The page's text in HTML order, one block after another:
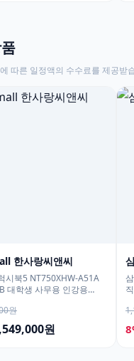
따른 일정액의 수수료를 제공받
한사랑씨앤씨
시북5 NT750XHW-A51A
대학생 사무용 인강용
원
원